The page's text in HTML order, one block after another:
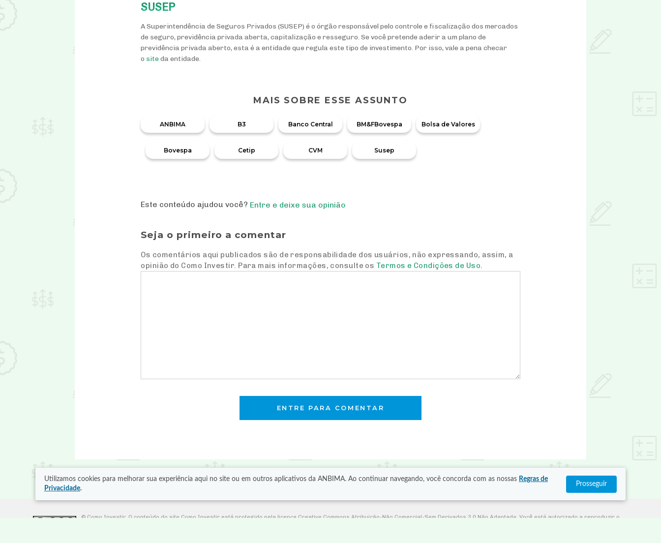
Utilizamos cookies para melhorar sua experiência aqui no site ou em outros aplicativos da ANBIMA. Ao continuar navegando, você concorda com as nossas Regras de
Privacidade.
Prosseguir
SUSEP
A Superintendência de Seguros Privados (SUSEP) é o órgão responsável pelo controle e fiscalização dos mercados
de seguro, previdência privada aberta, capitalização e resseguro. Se você pretende aderir a um plano de
previdência privada aberto, esta é a entidade que regula este tipo de investimento. Por isso, vale a pena checar
o siteda entidade.
MAIS SOBRE ESSE ASSUNTO
ANBIMA B3 Banco Central BM&FBovespa Bolsa de Valores
Bovespa Cetip CVM Susep
Este conteúdo ajudou você? Entre e deixe sua opinião
Seja o primeiro a comentar
Os comentários aqui publicados são de responsabilidade dos usuários, não expressando, assim, a
opinião do Como Investir. Para mais informações, consulte os Termos e Condições de Uso.
ENTRE PARA COMENTAR
© Como Investir. O conteúdo do site Como Investir está protegido pela licença Creative Commons Atribuição-Não Comercial-Sem Derivados 3.0 Não Adaptada. Você está autorizado a reproduzir o